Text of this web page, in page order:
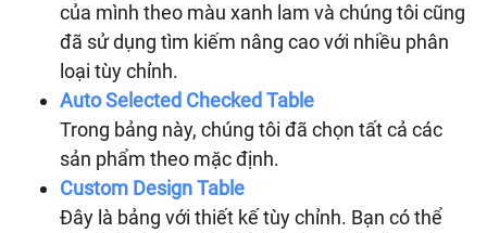
của mình theo màu xanh lam và chúng tôi cũng
đã sử dụng tìm kiếm nâng cao với nhiều phân
loại tùy chỉnh.
Auto Selected Checked Table
Trong bảng này, chúng tôi đã chọn tất cả các
sản phẩm theo mặc định.
Custom Design Table
Đây là bảng với thiết kế tùy chỉnh. Bạn có thể